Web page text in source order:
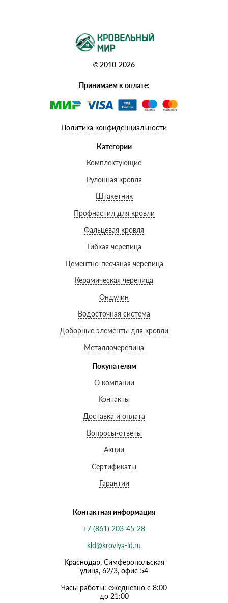
© 2010-2026
Принимаем к оплате:
Политика конфиденциальности
Категории
Комплектующие
Рулонная кровля
Штакетник
Профнастил для кровли
Фальцевая кровля
Гибкая черепица
Цементно-песчаная черепица
Керамическая черепица
Ондулин
Водосточная система
Доборные элементы для кровли
Металлочерепица
Покупателям
О компании
Контакты
Доставка и оплата
Вопросы-ответы
Акции
Сертификаты
Гарантии
Контактная информация
+7 (861) 203-45-28
kld@krovlya-ld.ru
Краснодар, Симферопольская
улица, 62/3, офис 54
Часы работы: ежедневно с 8:00
до 21:00